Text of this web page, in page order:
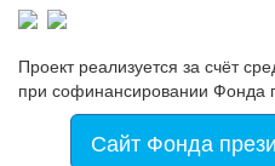
Проект реализуется за счёт
при софинансировании Фонда
Сайт Фонда